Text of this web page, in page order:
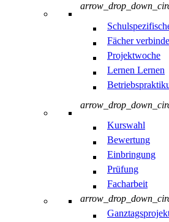
Fächer
Projektwoche
Lernen Lernen
Kurswahl
Bewertung
Einbringung
Prüfung
Facharbeit